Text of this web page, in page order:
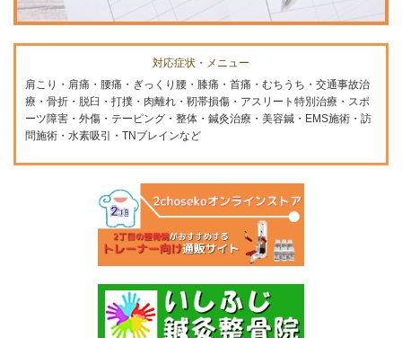
対応症状・メニュー
肩こり・肩痛・腰痛・ぎっくり腰・膝痛・首痛・むちうち・交通事故治
療・骨折・脱臼・打撲・肉離れ・靭帯損傷・アスリート特別治療・スポ
ーツ障害・外傷・テーピング・整体・鍼灸治療・美容鍼・EMS施術・訪
問施術・水素吸引・TNブレインなど